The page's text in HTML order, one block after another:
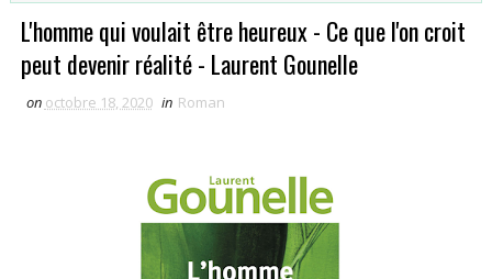
L'homme qui voulait être heureux - Ce que l'on croit
peut devenir réalité - Laurent Gounelle
on octobre 18, 2020 in Roman